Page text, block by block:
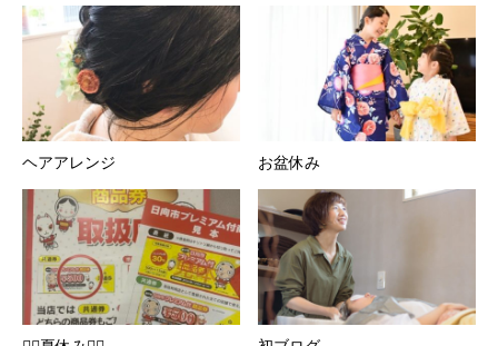
ヘアアレンジ お盆休み